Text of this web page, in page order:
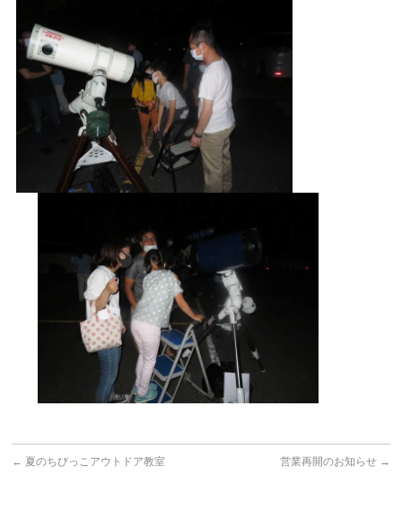
← 夏のちびっこアウトドア教室 営業再開のお知らせ →